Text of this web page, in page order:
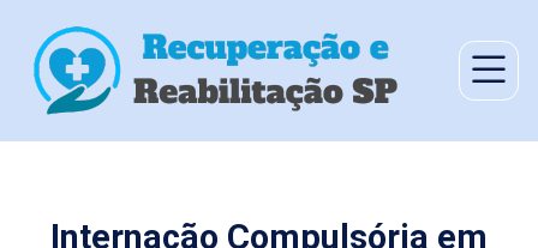
Internação Compulsória em